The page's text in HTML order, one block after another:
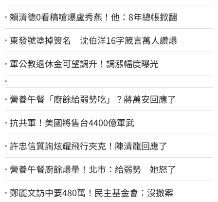
賴清德0看稿嗆爆盧秀燕！他：8年總帳掀翻
東發號塗掉簽名 沈伯洋16字箴言萬人讚爆
軍公教退休金可望調升！調漲幅度曝光
營養午餐「廚餘給弱勢吃」？蔣萬安回應了
抗共軍！美國將售台4400億軍武
許忠信質詢炫耀飛行夾克！陳清龍回應了
營養午餐廚餘爆量！北市：給弱勢 她怒了
鄭麗文訪中要480萬！民主基金會：沒撤案